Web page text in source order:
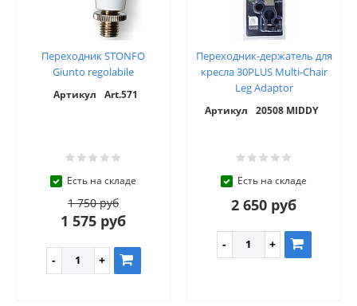
Переходник STONFO
Giunto regolabile
Артикул Art.571
Есть на складе
1 750 руб
1 575 руб
Переходник-держатель для
кресла 30PLUS Multi-Chair
Leg Adaptor
Артикул 20508 MIDDY
Есть на складе
2 650 руб